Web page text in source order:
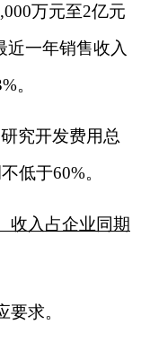
万元至2亿元
近一年销售收入
。
究开发费用总
低于60%。
收入占企业同期
求。